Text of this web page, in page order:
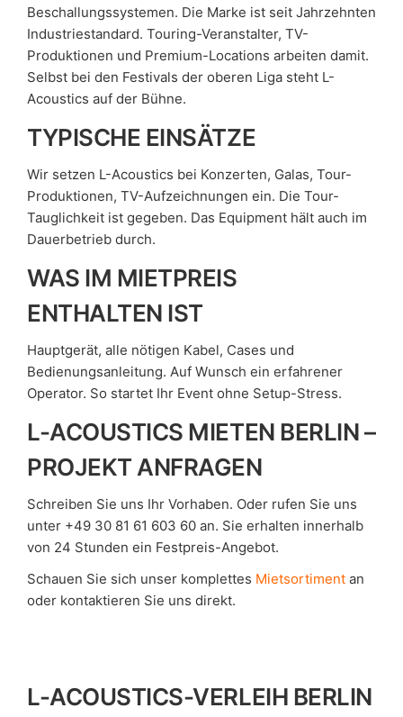
Beschallungssystemen. Die Marke ist seit Jahrzehnten
Industriestandard. Touring-Veranstalter, TV-
Produktionen und Premium-Locations arbeiten damit.
Selbst bei den Festivals der oberen Liga steht L-
Acoustics auf der Bühne.
TYPISCHE EINSÄTZE
Wir setzen L-Acoustics bei Konzerten, Galas, Tour-
Produktionen, TV-Aufzeichnungen ein. Die Tour-
Tauglichkeit ist gegeben. Das Equipment hält auch im
Dauerbetrieb durch.
WAS IM MIETPREIS
ENTHALTEN IST
Hauptgerät, alle nötigen Kabel, Cases und
Bedienungsanleitung. Auf Wunsch ein erfahrener
Operator. So startet Ihr Event ohne Setup-Stress.
L-ACOUSTICS MIETEN BERLIN –
PROJEKT ANFRAGEN
Schreiben Sie uns Ihr Vorhaben. Oder rufen Sie uns
unter +49 30 81 61 603 60 an. Sie erhalten innerhalb
von 24 Stunden ein Festpreis-Angebot.
Schauen Sie sich unser komplettes Mietsortiment an
oder kontaktieren Sie uns direkt.
L-ACOUSTICS-VERLEIH BERLIN